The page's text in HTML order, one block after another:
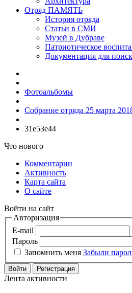
Отряд ПАМЯТЬ
История отряда
Статьи в СМИ
Музей в Дубраве
Патриотическое
Документация для
Фотоальбомы
Собрание отряда 25 марта
31e53e44
Что нового
Комментарии
Активность
Карта сайта
О сайте
Войти на сайт
Авторизация
E-mail
Пароль
Запомнить меня Забыли
Войти Регистрация
Лента активности